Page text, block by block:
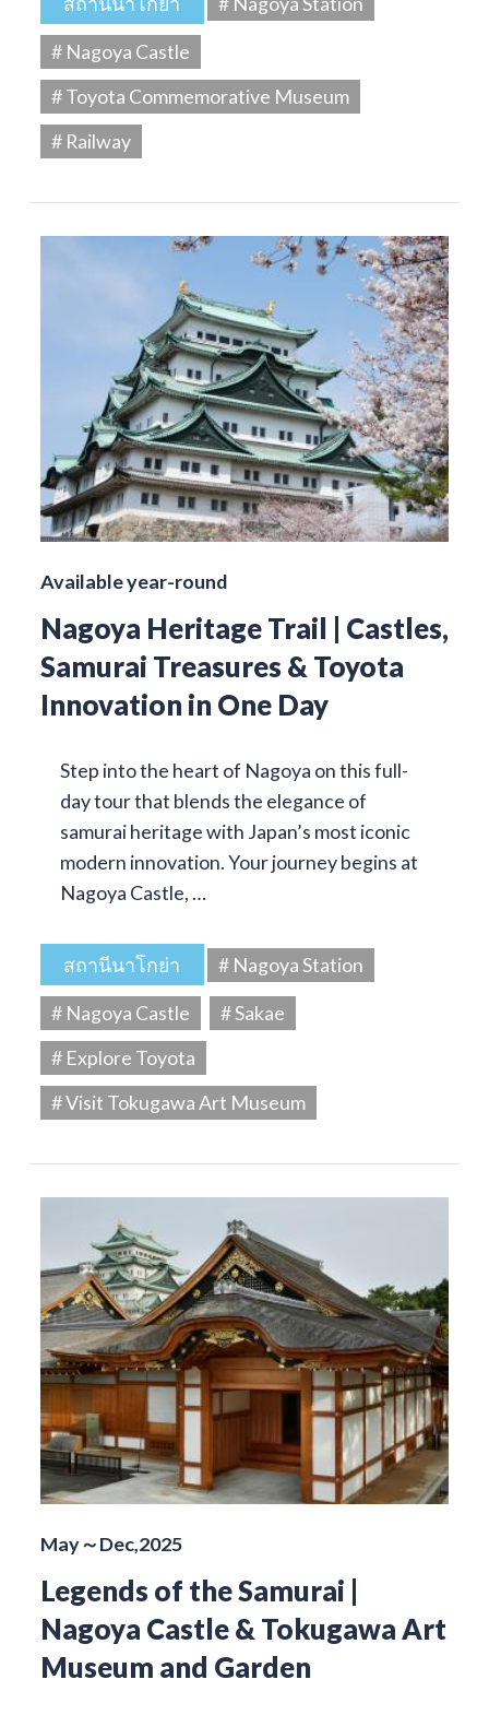
# Nagoya Castle
# Toyota Commemorative Museum
# Railway
Available year-round
Nagoya Heritage Trail | Castles,
Samurai Treasures & Toyota
Innovation in One Day
Step into the heart of Nagoya on this full-
day tour that blends the elegance of
samurai heritage with Japan’s most iconic
modern innovation. Your journey begins at
Nagoya Castle, …
สถานีนาโกย่า
# Nagoya Station
# Nagoya Castle
# Sakae
# Explore Toyota
# Visit Tokugawa Art Museum
May～Dec,2025
Legends of the Samurai |
Nagoya Castle & Tokugawa Art
Museum and Garden